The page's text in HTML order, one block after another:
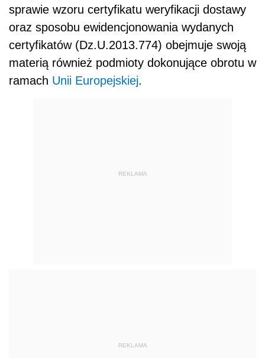
sprawie wzoru certyfikatu weryfikacji dostawy
oraz sposobu ewidencjonowania wydanych
certyfikatów (Dz.U.2013.774) obejmuje swoją
materią również podmioty dokonujące obrotu w
ramach Unii Europejskiej.
REKLAMA
REKLAMA